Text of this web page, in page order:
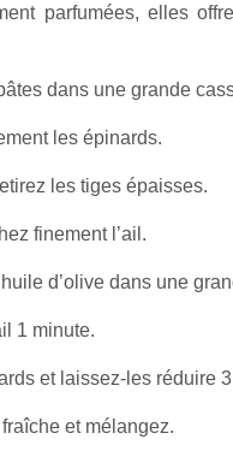
parfumées, elles
dans une grande
les épinards.
les tiges épaisses.
finement l’ail.
d’olive dans une
1 minute.
et laissez-les réduire
et mélangez.